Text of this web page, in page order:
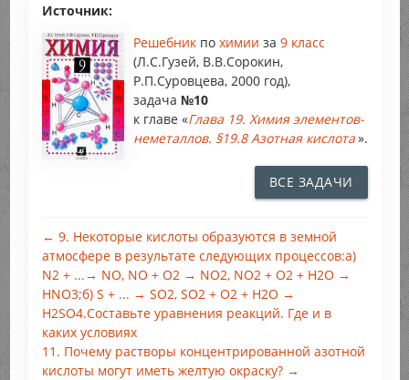
Источник:
Решебник по химии за 9 класс
(Л.С.Гузей, В.В.Сорокин,
Р.П.Суровцева, 2000 год),
задача №10
к главе «Глава 19. Химия элементов-
неметаллов. §19.8 Азотная кислота».
ВСЕ ЗАДАЧИ
← 9. Некоторые кислоты образуются в земной
атмосфере в результате следующих процессов:а)
N2 + ...→ NO, NO + O2 → NO2, NO2 + O2 + H2O →
HNO3;б) S + ... → SO2, SO2 + O2 + H2O →
H2SO4.Составьте уравнения реакций. Где и в
каких условиях
11. Почему растворы концентрированной азотной
кислоты могут иметь желтую окраску? →